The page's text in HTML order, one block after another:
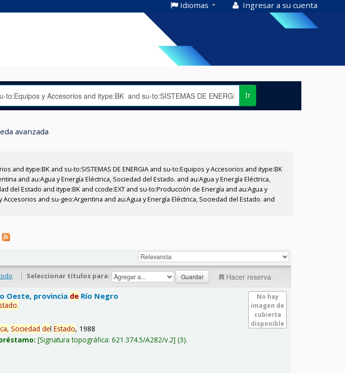
Idiomas Ingresar a su cuenta
Ir
avanzada
itype:BK and su-to:SISTEMAS DE ENERGIA and su-to:Equipos y Accesorios and itype:BK
and au:Agua y Energía Eléctrica, Sociedad del Estado. and au:Agua y Energía Eléctrica,
del Estado and itype:BK and ccode:EXT and su-to:Producción de Energía and au:Agua y
and su-geo:Argentina and au:Agua y Energía Eléctrica, Sociedad del Estado. and
| Seleccionar títulos para: Hacer reserva
No hay
imagen de
cubierta
disponible
Oeste, provincia de Río Negro
.
Sociedad delEstado, 1988
Signatura topográfica:621.374.5/A282/v.2 (3).